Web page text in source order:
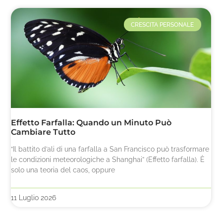
CRESCITA PERSONALE
Effetto Farfalla: Quando un Minuto Può
Cambiare Tutto
“Il battito d’ali di una farfalla a San Francisco può trasformare
le condizioni meteorologiche a Shanghai” (Effetto farfalla). È
solo una teoria del caos, oppure
11 Luglio 2026